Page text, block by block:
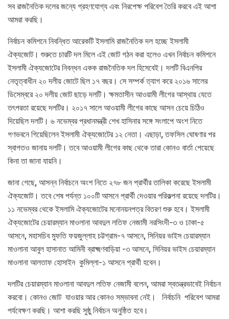
সব রাজনৈতিক দলের জন্যে গ্রহণযোগ্য এবং নিরপেক্ষ পরিবেশ তৈরি করবে এই আশা
আমরা করছি।
নির্বাচন কমিশনে নিবন্ধিত আরেকটি ইসলামি রাজনৈতিক দল হচ্ছে ইসলামী
ঐক্যজোট। শুরুতে চারটি দল মিলে এই জোট গঠন করা হলেও এখন নির্বাচন কমিশনে
ইসলামী ঐক্যজোটের নিবন্ধন একক রাজনৈতিক দল হিসেবেই। দলটি বিএনপির
নেতৃত্বাধীন ২০ দলীয় জোটে ছিল ১৭ বছর। সে সম্পর্ক ত্যাগ করে ২০১৬ সালের
ডিসেম্বরে ২০ দলীয় জোট ছাড়ে দলটি। ক্ষমতাসীন আওয়ামী লীগের আস্থায় যেতে
তৎপরতা রয়েছে দলটির। ২০১৭ সালে আওয়ামী লীগের কাছে আসন চেয়ে চিঠিও
দিয়েছিল দলটি। ৬ নভেম্বর প্রধানমন্ত্রী শেখ হাসিনার সঙ্গে সংলাপে অংশ নিতে
গণভবনে গিয়েছিলেন ইসলামী ঐক্যজোটের ১২ নেতা। এছাড়া, তফসিল ঘোষণার পর
স্বাগতও জানায় দলটি। তবে আওয়ামী লীগের কাছ থেকে তারা কোনও বার্তা পেয়েছে
কিনা তা জানা যায়নি।
জানা গেছে, আসন্ন নির্বাচনে অংশ নিতে ২৭৮ জন প্রার্থীর তালিকা করেছে ইসলামী
ঐক্যজোট। তবে শেষ পর্যন্ত ১০০টি আসনে প্রার্থী দেওয়ার পরিকল্পনা রয়েছে দলটির।
১১ নভেম্বর থেকে ইসলামি ঐক্যজোটের মনোনয়নপত্র বিতরণ শুরু হবে। ইসলামী
ঐক্যজোটের চেয়ারম্যান মাওলানা আবদুল লতিফ নেজামী নরসিংদী-৩ ও ঢাকা-৫
আসনে, মহাসচিব মুফতি ফয়জুল্লাহ চট্টগ্রাম-৭ আসনে, সিনিয়র ভাইস চেয়ারম্যান
মাওলানা আবুল হাসানাত আমিনী ব্রাক্ষ্মণবাড়িয়া -৩ আসনে, সিনিয়র ভাইস চেয়ারম্যান
মাওলানা আলতাফ হোসাইন কুমিল্লা-১ আসনে প্রার্থী হবেন।
দলটির চেয়ারম্যান মাওলানা আবদুল লতিফ নেজামী বলেন, আমরা স্বতন্ত্রভাবেই নির্বাচন
করবো। কোনও জোট যাওয়ার আর কোনও সম্ভাবনা নেই। নির্বাচনি পরিবেশ আমরা
পর্যবেক্ষণ করছি। আশা করছি সুষ্ঠু নির্বাচন অনুষ্ঠিত হবে।